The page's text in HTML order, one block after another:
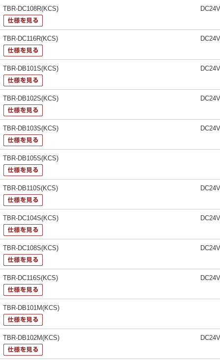
TBR-DC108R(KCS)
TBR-DC116R(KCS)
TBR-DB101S(KCS)
TBR-DB102S(KCS)
TBR-DB103S(KCS)
TBR-DB105S(KCS)
TBR-DB110S(KCS)
TBR-DC104S(KCS)
TBR-DC108S(KCS)
TBR-DC116S(KCS)
TBR-DB101M(KCS)
TBR-DB102M(KCS)